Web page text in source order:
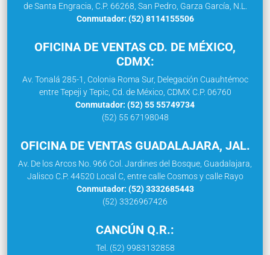
de Santa Engracia, C.P. 66268, San Pedro, Garza García, N.L.
Conmutador: (52) 8114155506
OFICINA DE VENTAS CD. DE MÉXICO,
CDMX:
Av. Tonalá 285-1, Colonia Roma Sur, Delegación Cuauhtémoc
entre Tepeji y Tepic, Cd. de México, CDMX C.P. 06760
Conmutador: (52) 55 55749734
(52) 55 67198048
OFICINA DE VENTAS GUADALAJARA, JAL.
Av. De los Arcos No. 966 Col. Jardines del Bosque, Guadalajara,
Jalisco C.P. 44520 Local C, entre calle Cosmos y calle Rayo
Conmutador: (52) 3332685443
(52) 3326967426
CANCÚN Q.R.:
Tel. (52) 9983132858